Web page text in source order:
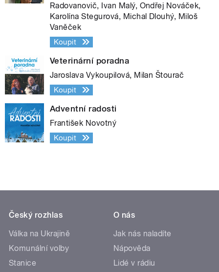
Radovanovič, Ivan Malý, Ondřej Nováček,
Karolína Stegurová, Michal Dlouhý, Miloš
Vaněček
Koupit
Veterinární poradna
Jaroslava Vykoupilová, Milan Štourač
Koupit
Adventní radosti
František Novotný
Koupit
Český rozhlas
Válka na Ukrajině
Komunální volby
Stanice
O nás
Jak nás naladíte
Nápověda
Lidé v rádiu